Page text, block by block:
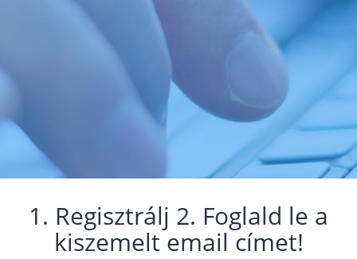
1. Regisztrálj 2. Foglald le a
kiszemelt email címet!